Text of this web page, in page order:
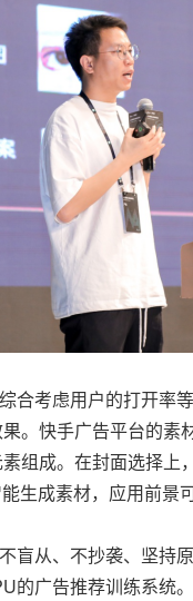
考虑用户的打开率
。快手广告平台的
组成。在封面选择上
生成素材，应用前景可
从、不抄袭、坚持
的广告推荐训练系统